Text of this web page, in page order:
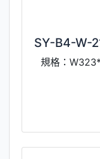
SY-B4-W-
規格：